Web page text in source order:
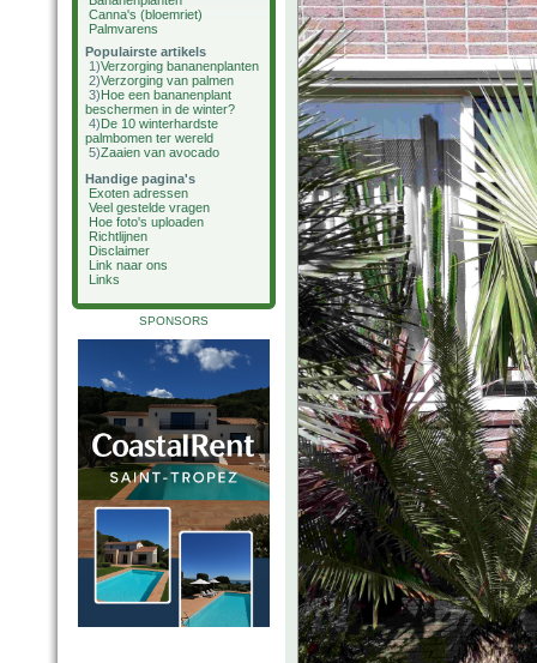
Canna's (bloemriet)
Palmvarens
Populairste artikels
1)Verzorging bananenplanten
2)Verzorging van palmen
3)Hoe een bananenplant
beschermen in de winter?
4)De 10 winterhardste
palmbomen ter wereld
5)Zaaien van avocado
Handige pagina's
Exoten adressen
Veel gestelde vragen
Hoe foto's uploaden
Richtlijnen
Disclaimer
Link naar ons
Links
SPONSORS